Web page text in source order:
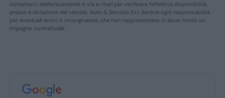
contattarci telefonicamente o via e-mail per verificare l’effettiva disponibilità,
prezzo e dotazione del veicolo. Auto & Servizio S.r.l. declina ogni responsabilità
per eventuali errori o incongruenze, che non reppresentano in alcun modo un
impegno contrattuale.